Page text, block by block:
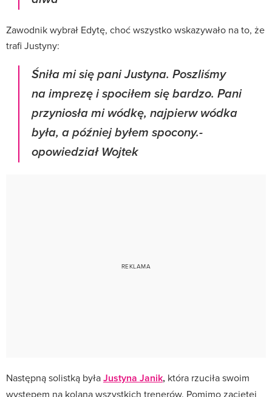
Zawodnik wybrał Edytę, choć wszystko wskazywało na to, że
trafi Justyny:
Śniła mi się pani Justyna. Poszliśmy
na imprezę i spociłem się bardzo. Pani
przyniosła mi wódkę, najpierw wódka
była, a później byłem spocony.-
opowiedział Wojtek
Następną solistką byłaJustyna Janik, która rzuciła swoim
występem na kolana wszystkich trenerów. Pomimo zaciętej